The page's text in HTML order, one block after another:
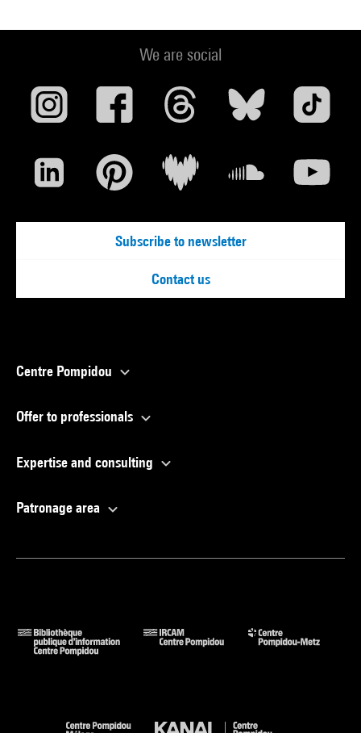
We are social
Subscribe to newsletter
Contact us
Centre Pompidou
Offer to professionals
Expertise and consulting
Patronage area